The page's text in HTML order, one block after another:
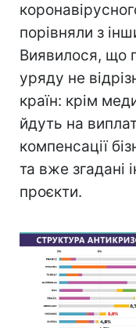
порівняли з
Виявилося, що
уряду не
країн: крім
йдуть на
компенсації
та вже згадані
проєкти.